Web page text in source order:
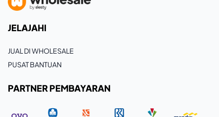
JELAJAHI
JUAL DI WHOLESALE
PUSAT BANTUAN
PARTNER PEMBAYARAN